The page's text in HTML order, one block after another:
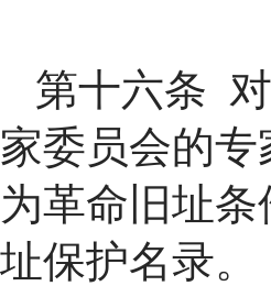
第十六条
家委员会的
为革命旧址
址保护名录。